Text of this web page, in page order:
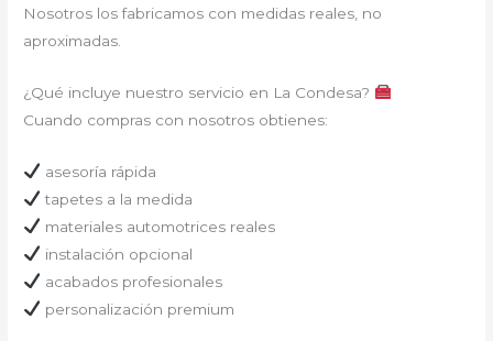
Nosotros los fabricamos con medidas reales, no
aproximadas.
¿Qué incluye nuestro servicio en La Condesa?
Cuando compras con nosotros obtienes:
asesoría rápida
tapetes a la medida
materiales automotrices reales
instalación opcional
acabados profesionales
personalización premium